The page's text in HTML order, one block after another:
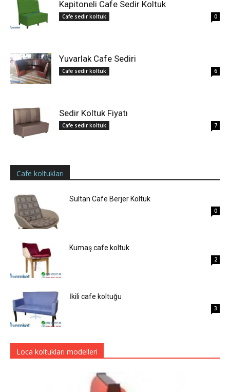
Kapitoneli Cafe Sedir Koltuk
Cafe sedir koltuk 0
Yuvarlak Cafe Sediri
Cafe sedir koltuk 6
Sedir Koltuk Fiyatı
Cafe sedir koltuk 7
Cafe koltukları
Sultan Cafe Berjer Koltuk
0
Kumaş cafe koltuk
2
İkili cafe koltuğu
3
Loca koltukları modelleri